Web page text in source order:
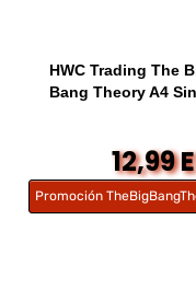
HWC Trading The
Bang Theory A4
12,99
Promoción